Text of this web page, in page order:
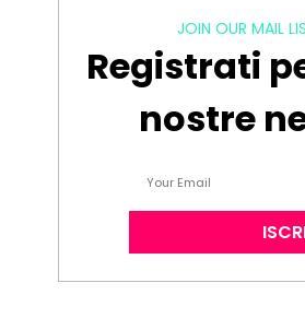
JOIN OUR MAIL
Registrati
nostre